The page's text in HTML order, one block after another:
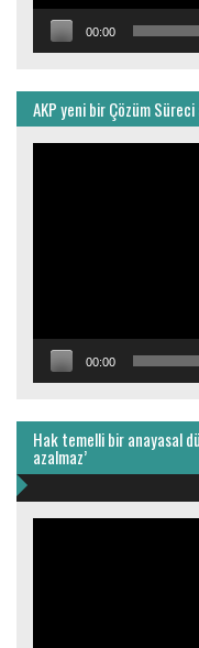
00:00
AKP yeni bir Çözüm Süreci
00:00
Hak temelli bir anayasal
azalmaz’